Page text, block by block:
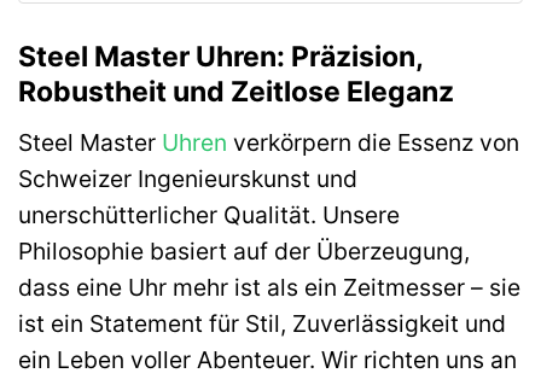
Steel Master Uhren: Präzision,
Robustheit und Zeitlose Eleganz
Steel Master Uhren verkörpern die Essenz von
Schweizer Ingenieurskunst und
unerschütterlicher Qualität. Unsere
Philosophie basiert auf der Überzeugung,
dass eine Uhr mehr ist als ein Zeitmesser – sie
ist ein Statement für Stil, Zuverlässigkeit und
ein Leben voller Abenteuer. Wir richten uns an